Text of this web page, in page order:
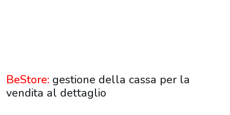
BeStore: gestione della cassa per la
vendita al dettaglio